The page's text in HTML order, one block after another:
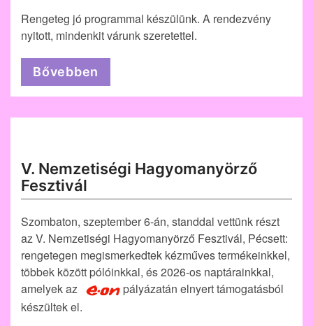
Rengeteg jó programmal készülünk. A rendezvény
nyitott, mindenkit várunk szeretettel.
Bővebben
V. Nemzetiségi Hagyomanyörző
Fesztivál
Szombaton, szeptember 6-án, standdal vettünk részt
az V. Nemzetiségi Hagyomanyörző Fesztivál, Pécsett:
rengetegen megismerkedtek kézműves termékeinkkel,
többek között pólóinkkal, és 2026-os naptárainkkal,
amelyek az
pályázatán elnyert támogatásból
készültek el.